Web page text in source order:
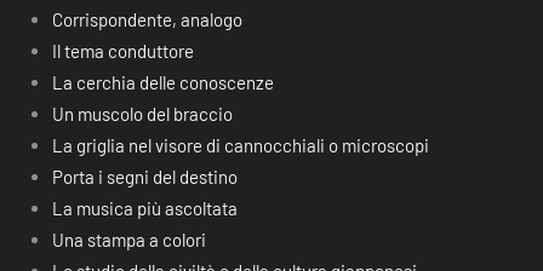
Corrispondente, analogo
Il tema conduttore
La cerchia delle conoscenze
Un muscolo del braccio
La griglia nel visore di cannocchiali o microscopi
Porta i segni del destino
La musica più ascoltata
Una stampa a colori